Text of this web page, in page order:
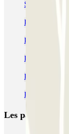
Se garer près
Parking Stade
Parking
Parking Parc
Parking à la
Parking
Les parkings les